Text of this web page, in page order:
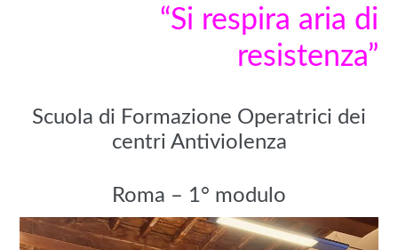
“Si respira aria di
resistenza”
Scuola di Formazione Operatrici dei
centri Antiviolenza
Roma – 1° modulo